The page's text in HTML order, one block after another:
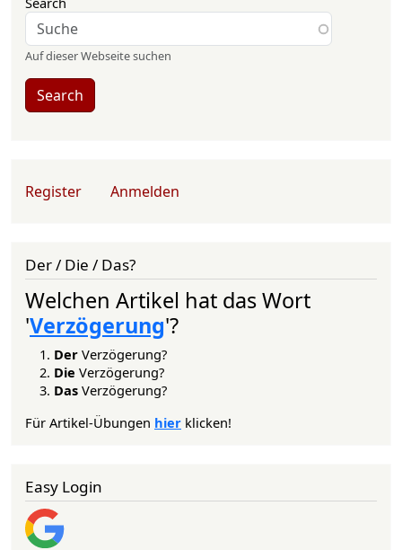
Auf dieser Webseite suchen
Search
User account menu
Register Anmelden
Der / Die / Das?
Welchen Artikel hat das Wort
'Verzögerung'?
Der Verzögerung?
Die Verzögerung?
Das Verzögerung?
Für Artikel-Übungen hier klicken!
Easy Login